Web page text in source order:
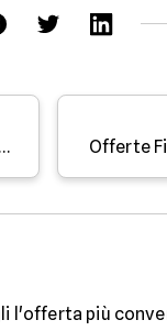
Offerte internet di aprile 2026: promo per clienti luce e gas Offerte
l'offerta più